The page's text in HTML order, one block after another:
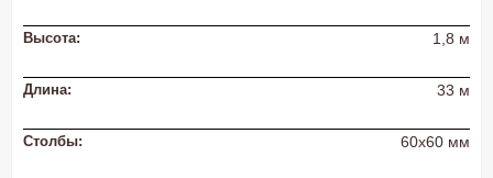
Высота: 1,8 м
Длина: 33 м
Столбы: 60х60 мм